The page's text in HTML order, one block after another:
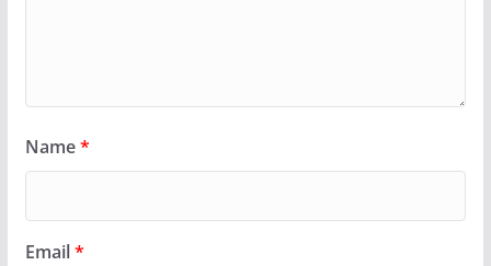
Name*
Email*